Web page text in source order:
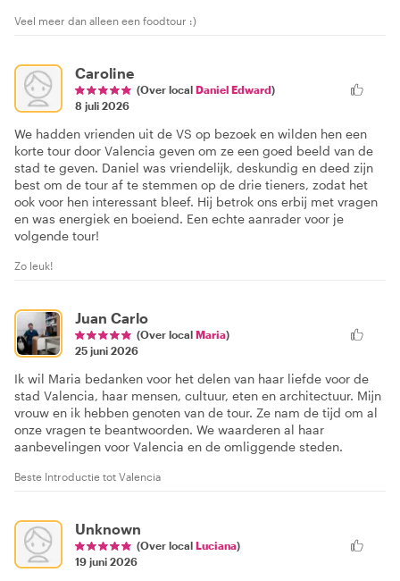
Veel meer dan alleen een foodtour :)
Caroline
(Over local Daniel Edward)
8 juli 2026
We hadden vrienden uit de VS op bezoek en wilden hen een
korte tour door Valencia geven om ze een goed beeld van de
stad te geven. Daniel was vriendelijk, deskundig en deed zijn
best om de tour af te stemmen op de drie tieners, zodat het
ook voor hen interessant bleef. Hij betrok ons erbij met vragen
en was energiek en boeiend. Een echte aanrader voor je
volgende tour!
Zo leuk!
Juan Carlo
(Over local Maria)
25 juni 2026
Ik wil Maria bedanken voor het delen van haar liefde voor de
stad Valencia, haar mensen, cultuur, eten en architectuur. Mijn
vrouw en ik hebben genoten van de tour. Ze nam de tijd om al
onze vragen te beantwoorden. We waarderen al haar
aanbevelingen voor Valencia en de omliggende steden.
Beste Introductie tot Valencia
Unknown
(Over local Luciana)
19 juni 2026